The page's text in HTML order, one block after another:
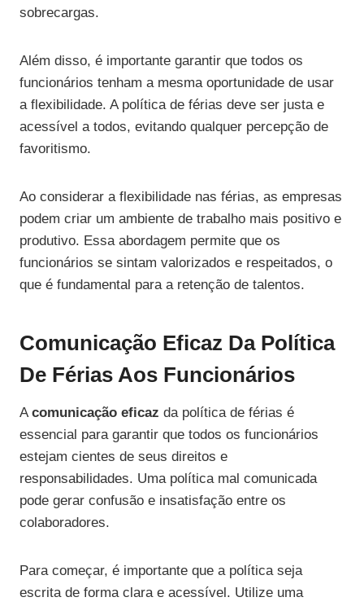
sobrecargas.
Além disso, é importante garantir que todos os
funcionários tenham a mesma oportunidade de usar
a flexibilidade. A política de férias deve ser justa e
acessível a todos, evitando qualquer percepção de
favoritismo.
Ao considerar a flexibilidade nas férias, as empresas
podem criar um ambiente de trabalho mais positivo e
produtivo. Essa abordagem permite que os
funcionários se sintam valorizados e respeitados, o
que é fundamental para a retenção de talentos.
Comunicação Eficaz Da Política
De Férias Aos Funcionários
Acomunicação eficaz da política de férias é
essencial para garantir que todos os funcionários
estejam cientes de seus direitos e
responsabilidades. Uma política mal comunicada
pode gerar confusão e insatisfação entre os
colaboradores.
Para começar, é importante que a política seja
escrita de forma clara e acessível. Utilize uma